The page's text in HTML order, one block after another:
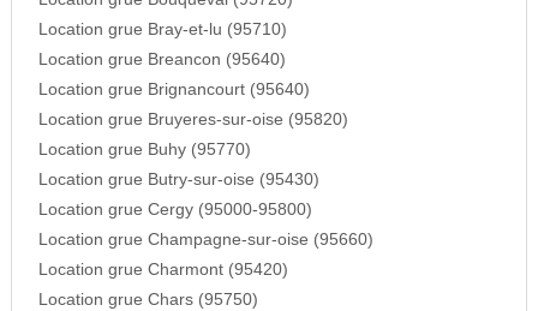
Location grue Bray-et-lu (95710)
Location grue Breancon (95640)
Location grue Brignancourt (95640)
Location grue Bruyeres-sur-oise (95820)
Location grue Buhy (95770)
Location grue Butry-sur-oise (95430)
Location grue Cergy (95000-95800)
Location grue Champagne-sur-oise (95660)
Location grue Charmont (95420)
Location grue Chars (95750)